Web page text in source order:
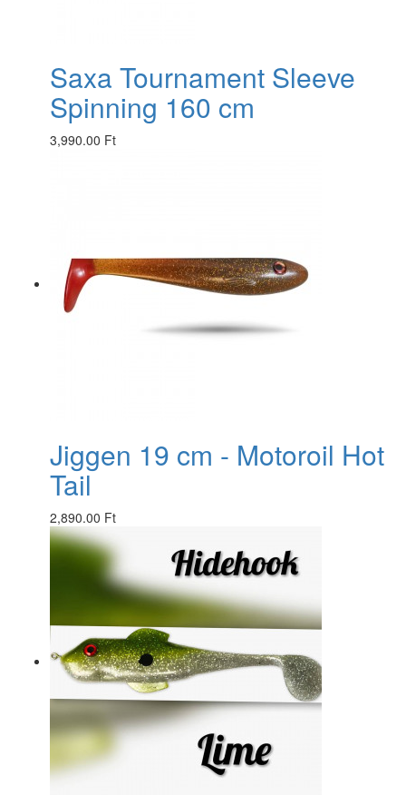
Saxa Tournament Sleeve
Spinning 160 cm
3,990.00 Ft
Jiggen 19 cm - Motoroil Hot
Tail
2,890.00 Ft